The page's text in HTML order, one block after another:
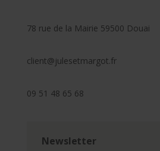
78 rue de la Mairie 59500 Douai
client@julesetmargot.fr
09 51 48 65 68
Newsletter